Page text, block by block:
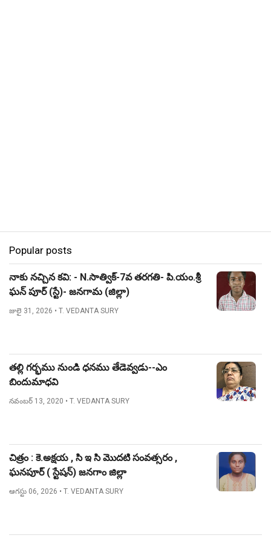
Popular posts
నాకు నచ్చిన కవి: - N.సాత్విక్-7వ తరగతి- పి.యం.శ్రీ
ఘన్ పూర్ (స్టే)- జనగామ (జిల్లా)
జులై 31, 2026 • T. VEDANTA SURY
తల్లి గర్భము నుండి ధనము తేడెవ్వడు--ఎం
బిందుమాధవి
నవంబర్ 13, 2020 • T. VEDANTA SURY
చిత్రం : కె.అక్షయ , సి ఇ సి మొదటి సంవత్సరం ,
ఘనపూర్ ( స్టేషన్) జనగాం జిల్లా
ఆగస్టు 06, 2026 • T. VEDANTA SURY